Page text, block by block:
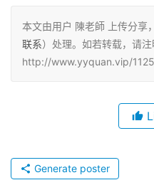
本文由用户 陳老師 上传分享
联系）处理。如若转载，请注
http://www.yyquan.vip/
Generate poster